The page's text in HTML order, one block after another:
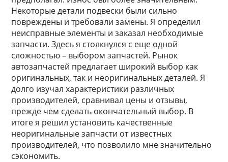
Некоторые детали подвески были сильно
повреждены и требовали замены. Я определил
неисправные элементы и заказал необходимые
запчасти. Здесь я столкнулся с еще одной
сложностью – выбором запчастей. Рынок
автозапчастей предлагает широкий выбор как
оригинальных, так и неоригинальных деталей. Я
долго изучал характеристики различных
производителей, сравнивал цены и отзывы,
прежде чем сделать окончательный выбор. В
итоге я решил установить качественные
неоригинальные запчасти от известных
производителей, что позволило мне значительно
сэкономить.